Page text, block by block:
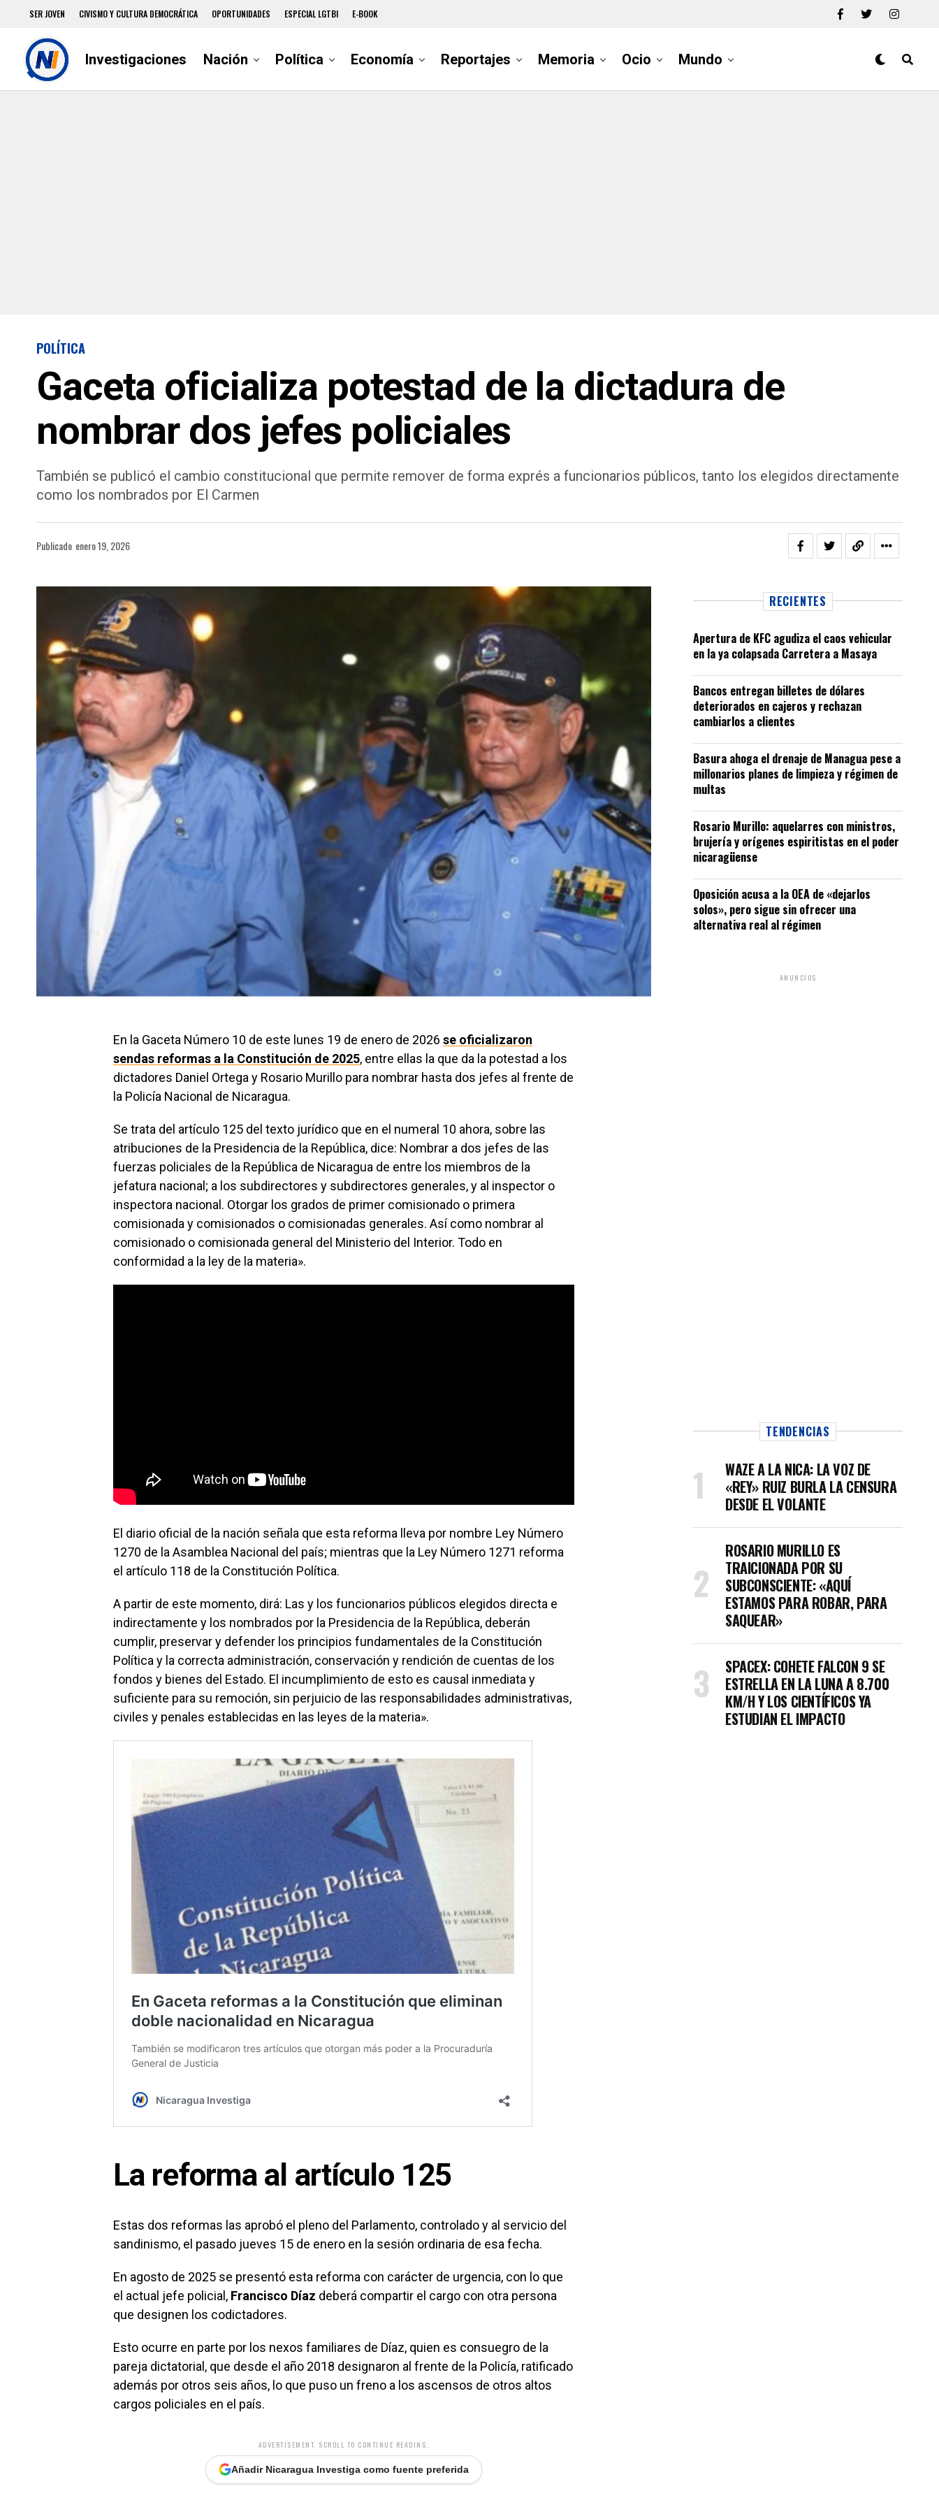
SER JOVEN CIVISMO Y CULTURA DEMOCRÁTICA OPORTUNIDADES ESPECIAL LGTBI E-BOOK
Investigaciones Nación Política Economía Reportajes Memoria Ocio Mundo
POLÍTICA
Gaceta oficializa potestad de la dictadura de
nombrar dos jefes policiales
También se publicó el cambio constitucional que permite remover de forma exprés a funcionarios públicos, tanto los elegidos directamente
como los nombrados por El Carmen
Publicado enero 19, 2026
En la Gaceta Número 10 de este lunes 19 de enero de 2026 se oficializaron
sendas reformas a la Constitución de 2025, entre ellas la que da la potestad a los
dictadores Daniel Ortega y Rosario Murillo para nombrar hasta dos jefes al frente de
la Policía Nacional de Nicaragua.
Se trata del artículo 125 del texto jurídico que en el numeral 10 ahora, sobre las
atribuciones de la Presidencia de la República, dice: Nombrar a dos jefes de las
fuerzas policiales de la República de Nicaragua de entre los miembros de la
jefatura nacional; a los subdirectores y subdirectores generales, y al inspector o
inspectora nacional. Otorgar los grados de primer comisionado o primera
comisionada y comisionados o comisionadas generales. Así como nombrar al
comisionado o comisionada general del Ministerio del Interior. Todo en
conformidad a la ley de la materia».
El diario oficial de la nación señala que esta reforma lleva por nombre Ley Número
1270 de la Asamblea Nacional del país; mientras que la Ley Número 1271 reforma
el artículo 118 de la Constitución Política.
A partir de este momento, dirá: Las y los funcionarios públicos elegidos directa e
indirectamente y los nombrados por la Presidencia de la República, deberán
cumplir, preservar y defender los principios fundamentales de la Constitución
Política y la correcta administración, conservación y rendición de cuentas de los
fondos y bienes del Estado. El incumplimiento de esto es causal inmediata y
suficiente para su remoción, sin perjuicio de las responsabilidades administrativas,
civiles y penales establecidas en las leyes de la materia».
La reforma al artículo 125
Estas dos reformas las aprobó el pleno del Parlamento, controlado y al servicio del
sandinismo, el pasado jueves 15 de enero en la sesión ordinaria de esa fecha.
En agosto de 2025 se presentó esta reforma con carácter de urgencia, con lo que
el actual jefe policial, Francisco Díaz deberá compartir el cargo con otra persona
que designen los codictadores.
Esto ocurre en parte por los nexos familiares de Díaz, quien es consuegro de la
pareja dictatorial, que desde el año 2018 designaron al frente de la Policía, ratificado
además por otros seis años, lo que puso un freno a los ascensos de otros altos
cargos policiales en el país.
ADVERTISEMENT. SCROLL TO CONTINUE READING.
Añadir Nicaragua Investiga como fuente preferida
RECIENTES
Apertura de KFC agudiza el caos vehicular
en la ya colapsada Carretera a Masaya
Bancos entregan billetes de dólares
deteriorados en cajeros y rechazan
cambiarlos a clientes
Basura ahoga el drenaje de Managua pese a
millonarios planes de limpieza y régimen de
multas
Rosario Murillo: aquelarres con ministros,
brujería y orígenes espiritistas en el poder
nicaragüense
Oposición acusa a la OEA de «dejarlos
solos», pero sigue sin ofrecer una
alternativa real al régimen
ANUNCIOS
TENDENCIAS
WAZE A LA NICA: LA VOZ DE
«REY» RUIZ BURLA LA CENSURA
DESDE EL VOLANTE
ROSARIO MURILLO ES
TRAICIONADA POR SU
SUBCONSCIENTE: «AQUÍ
ESTAMOS PARA ROBAR, PARA
SAQUEAR»
SPACEX: COHETE FALCON 9 SE
ESTRELLA EN LA LUNA A 8.700
KM/H Y LOS CIENTÍFICOS YA
ESTUDIAN EL IMPACTO